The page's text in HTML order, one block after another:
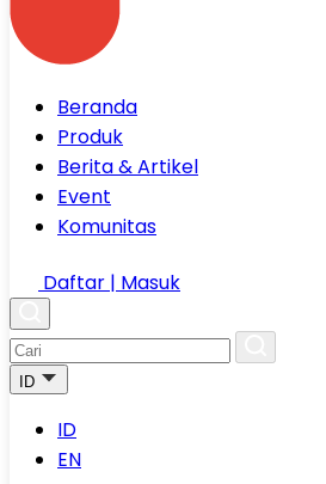
Beranda
Produk
Berita & Artikel
Event
Komunitas
Daftar | Masuk
ID
ID
EN